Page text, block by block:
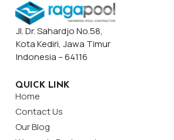
Jl. Dr. Sahardjo No.58,
Kota Kediri, Jawa Timur
Indonesia – 64116
QUICK LINK
Home
Contact Us
Our Blog